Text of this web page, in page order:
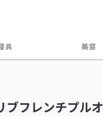
具 美容
ブフレンチプル